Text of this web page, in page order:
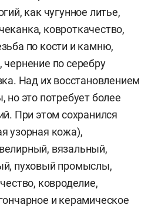
как чугунное литье,
ковроткачество,
по кости и камню,
по серебру
Над их восстановлением
но это потребует более
При этом сохранился
узорная кожа),
вязальный,
пуховый промыслы,
ковроделие,
и керамическое